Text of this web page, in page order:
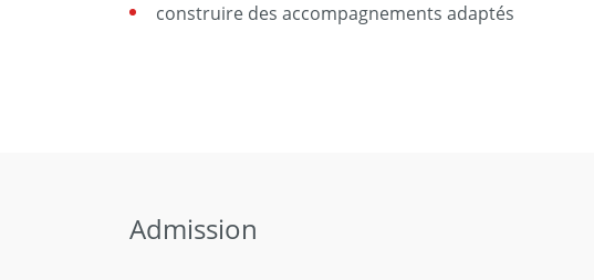
construire des accompagnements adaptés
Admission